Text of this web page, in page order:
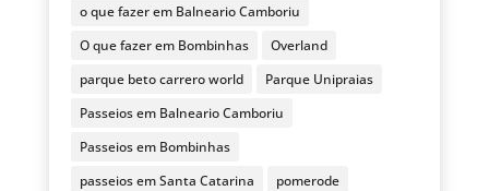
o que fazer em Balneario Camboriu
O que fazer em Bombinhas
Overland
parque beto carrero world
Parque Unipraias
Passeios em Balneario Camboriu
Passeios em Bombinhas
passeios em Santa Catarina
pomerode